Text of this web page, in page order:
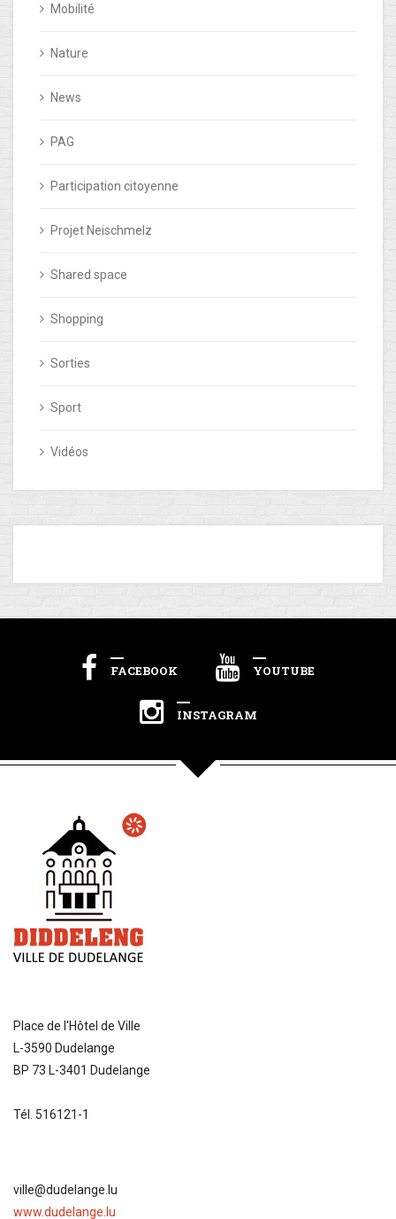
Mobilité
Nature
News
PAG
Participation citoyenne
Projet Neischmelz
Shared space
Shopping
Sorties
Sport
Vidéos
FACEBOOK YOUTUBE
INSTAGRAM
Place de l'Hôtel de Ville
L-3590 Dudelange
BP 73 L-3401 Dudelange
Tél. 516121-1
ville@dudelange.lu
www.dudelange.lu